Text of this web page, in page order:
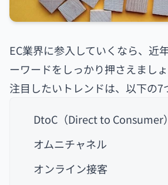
EC業界に参入していくなら、近
ーワードをしっかり押さえましょ
注目したいトレンドは、以下の7
DtoC（Direct to Consumer）
オムニチャネル
オンライン接客